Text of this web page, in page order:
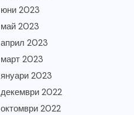
юни 2023
май 2023
април 2023
март 2023
януари 2023
декември 2022
октомври 2022